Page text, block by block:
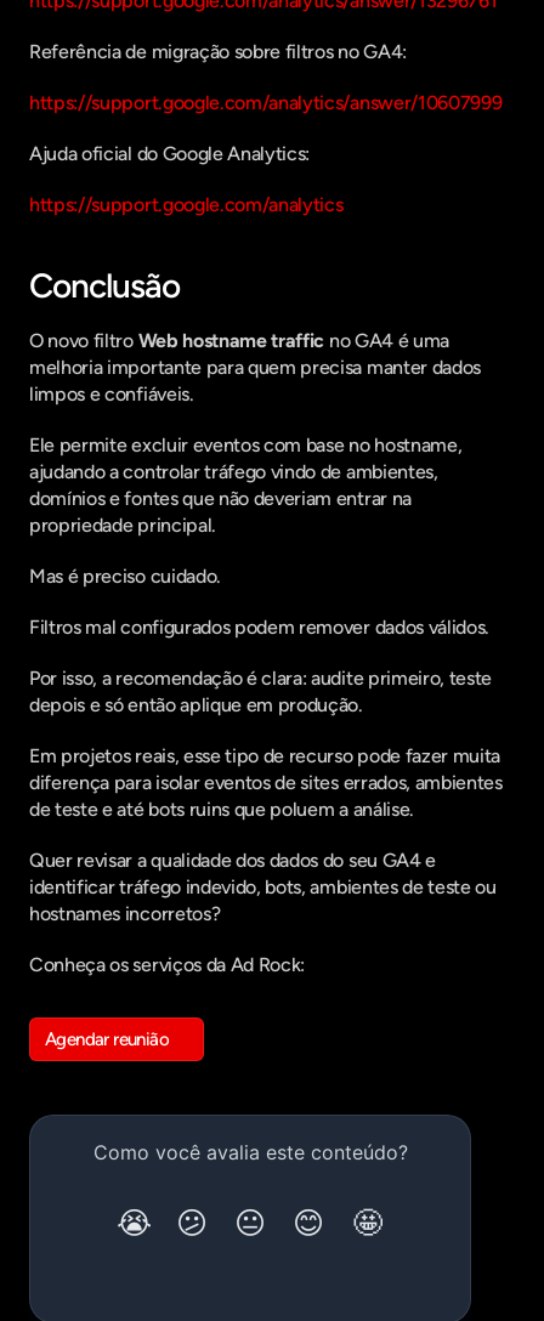
Referência de migração sobre filtros no GA4:
https://support.google.com/analytics/answer/10607999
Ajuda oficial do Google Analytics:
https://support.google.com/analytics
Conclusão
O novo filtro Web hostname traffic no GA4 é uma
melhoria importante para quem precisa manter dados
limpos e confiáveis.
Ele permite excluir eventos com base no hostname,
ajudando a controlar tráfego vindo de ambientes,
domínios e fontes que não deveriam entrar na
propriedade principal.
Mas é preciso cuidado.
Filtros mal configurados podem remover dados válidos.
Por isso, a recomendação é clara: audite primeiro, teste
depois e só então aplique em produção.
Em projetos reais, esse tipo de recurso pode fazer muita
diferença para isolar eventos de sites errados, ambientes
de teste e até bots ruins que poluem a análise.
Quer revisar a qualidade dos dados do seu GA4 e
identificar tráfego indevido, bots, ambientes de teste ou
hostnames incorretos?
Conheça os serviços da Ad Rock:
Agendar reunião
Get in touch